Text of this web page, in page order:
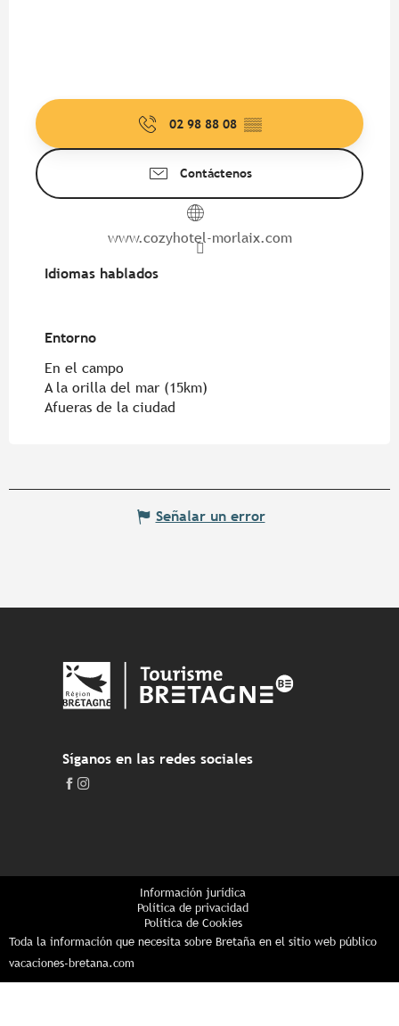
02 98 88 08 ▒▒
Contáctenos
www.cozyhotel-morlaix.com
Idiomas hablados
Idiomas hablados
Entorno
Entorno
En el campo
A la orilla del mar (15km)
Afueras de la ciudad
Señalar un error
Síganos en las redes sociales
Información jurídica
Política de privacidad
Política de Cookies
Toda la información que necesita sobre Bretaña en el sitio web público
vacaciones-bretana.com